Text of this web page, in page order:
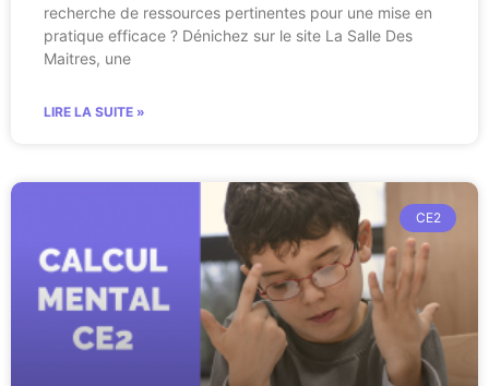
recherche de ressources pertinentes pour une mise en
pratique efficace ? Dénichez sur le site La Salle Des
Maitres, une
LIRE LA SUITE »
CE2